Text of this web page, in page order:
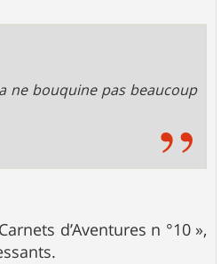
ne bouquine pas beaucoup
d’Aventures n °10 »,